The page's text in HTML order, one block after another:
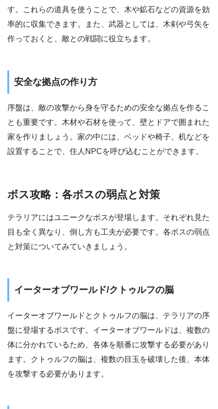
す。これらの道具を使うことで、木や鉱石などの資源を効
率的に収集できます。また、武器としては、木剣や弓矢を
作っておくと、敵との戦闘に役立ちます。
安全な拠点の作り方
序盤は、敵の攻撃から身を守るための安全な拠点を作るこ
とも重要です。木材や石材を使って、壁とドアで囲まれた
家を作りましょう。家の中には、ベッドや椅子、机などを
設置することで、住人NPCを呼び込むことができます。
ボス攻略：各ボスの弱点と対策
テラリアにはユニークなボスが登場します。それぞれ見た
目も全く異なり、倒し方も工夫が必要です。各ボスの弱点
と対策についてみていきましょう。
イーターオブワールド/クトゥルフの脳
イーターオブワールドとクトゥルフの脳は、テラリアの序
盤に登場するボスです。イーターオブワールドは、複数の
体に分かれているため、各体を順番に攻撃する必要があり
ます。クトゥルフの脳は、複数の目玉を破壊した後、本体
を攻撃する必要があります。